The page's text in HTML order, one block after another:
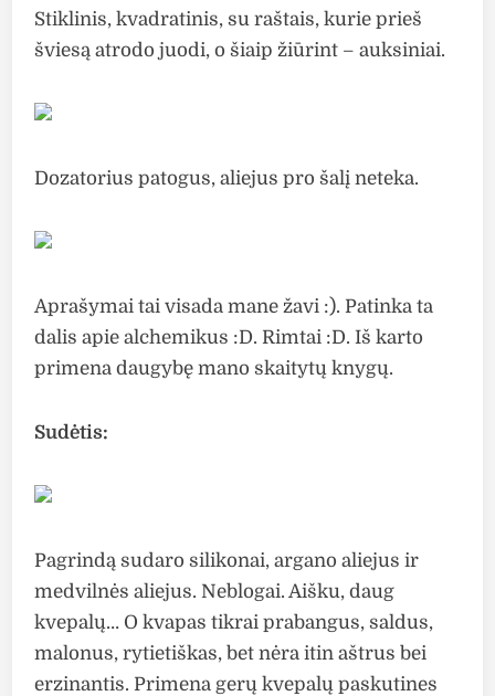
Stiklinis, kvadratinis, su raštais, kurie prieš
šviesą atrodo juodi, o šiaip žiūrint – auksiniai.
Dozatorius patogus, aliejus pro šalį neteka.
Aprašymai tai visada mane žavi :). Patinka ta
dalis apie alchemikus :D. Rimtai :D. Iš karto
primena daugybę mano skaitytų knygų.
Sudėtis:
Pagrindą sudaro silikonai, argano aliejus ir
medvilnės aliejus. Neblogai. Aišku, daug
kvepalų… O kvapas tikrai prabangus, saldus,
malonus, rytietiškas, bet nėra itin aštrus bei
erzinantis. Primena gerų kvepalų paskutines